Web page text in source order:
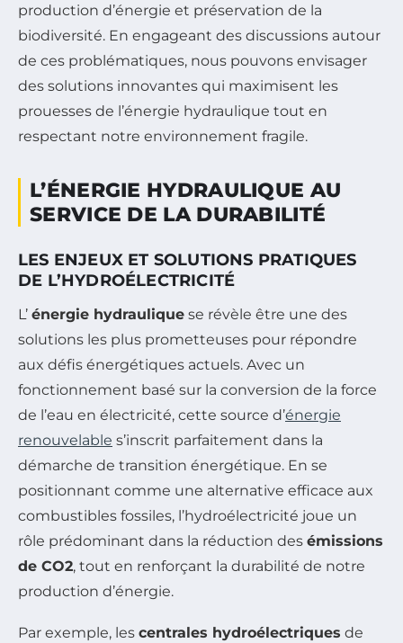
production d’énergie et préservation de la
biodiversité. En engageant des discussions autour
de ces problématiques, nous pouvons envisager
des solutions innovantes qui maximisent les
prouesses de l’énergie hydraulique tout en
respectant notre environnement fragile.
L’ÉNERGIE HYDRAULIQUE AU
SERVICE DE LA DURABILITÉ
LES ENJEUX ET SOLUTIONS PRATIQUES
DE L’HYDROÉLECTRICITÉ
L’ énergie hydraulique se révèle être une des
solutions les plus prometteuses pour répondre
aux défis énergétiques actuels. Avec un
fonctionnement basé sur la conversion de la force
de l’eau en électricité, cette source d’énergie
renouvelable s’inscrit parfaitement dans la
démarche de transition énergétique. En se
positionnant comme une alternative efficace aux
combustibles fossiles, l’hydroélectricité joue un
rôle prédominant dans la réduction des émissions
de CO2, tout en renforçant la durabilité de notre
production d’énergie.
Par exemple, les centrales hydroélectriques de